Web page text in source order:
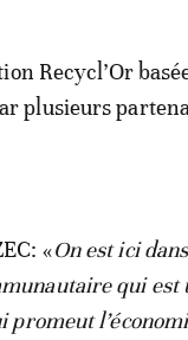
Recycl’Or
plusieurs
«On est ici
qui
promeut